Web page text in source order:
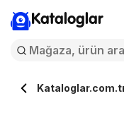
Kataloglar
Kataloglar.com.tr